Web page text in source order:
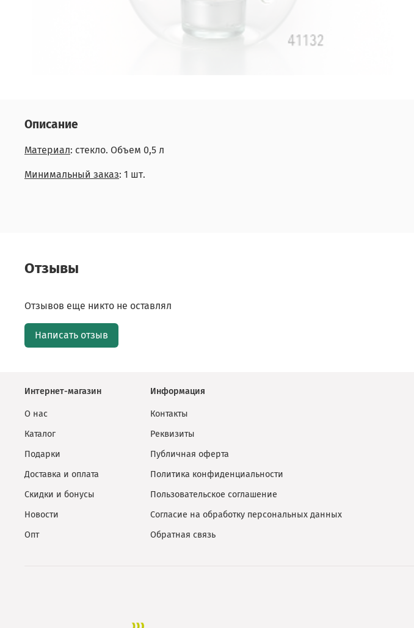
Описание
Материал: стекло. Объем 0,5 л
Минимальный заказ: 1 шт.
Отзывы
Отзывов еще никто не оставлял
Написать отзыв
Интернет-магазин
О нас
Каталог
Подарки
Доставка и оплата
Скидки и бонусы
Новости
Опт
Информация
Контакты
Реквизиты
Публичная оферта
Политика конфиденциальности
Пользовательское соглашение
Согласие на обработку персональных данных
Обратная связь